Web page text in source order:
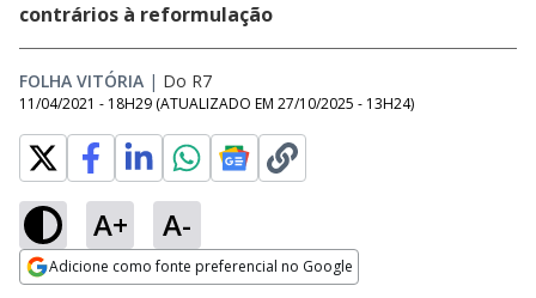
contrários à reformulação
FOLHA VITÓRIA | Do R7
11/04/2021 - 18H29 (ATUALIZADO EM 27/10/2025 - 13H24)
A+ A-
Adicione como fonte preferencial no Google